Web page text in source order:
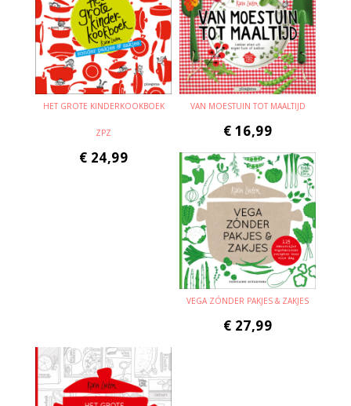
HET GROTE KINDERKOOKBOEK
ZPZ
€ 24,99
VAN MOESTUIN TOT MAALTIJD
€ 16,99
VEGA ZÓNDER PAKJES & ZAKJES
€ 27,99